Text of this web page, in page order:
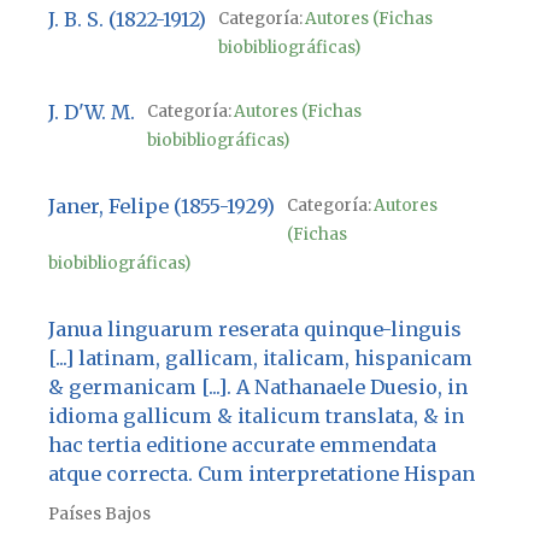
J. B. S. (1822-1912) Categoría:Autores (Fichas
biobibliográficas)
J. D'W. M. Categoría:Autores (Fichas
biobibliográficas)
Janer, Felipe (1855-1929) Categoría:Autores
(Fichas
biobibliográficas)
Janua linguarum reserata quinque-linguis
[...] latinam, gallicam, italicam, hispanicam
& germanicam [...]. A Nathanaele Duesio, in
idioma gallicum & italicum translata, & in
hac tertia editione accurate emmendata
atque correcta. Cum interpretatione Hispan
Países Bajos